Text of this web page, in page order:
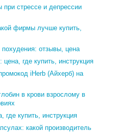
при стрессе и депрессии
фирмы лучше купить,
похудения: отзывы, цена
цена, где купить, инструкция
iHerb (Айхерб) на
в крови взрослому в
где купить, инструкция
какой производитель